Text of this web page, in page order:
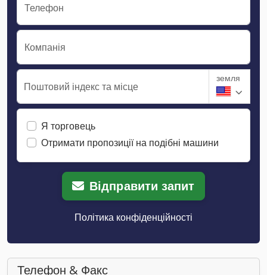
Телефон
Компанія
Поштовий індекс та місце
земля
Я торговець
Отримати пропозиції на подібні машини
Відправити запит
Політика конфіденційності
Телефон & Факс